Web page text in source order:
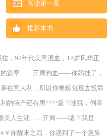
阅读第一章
推荐本书
，90年代美意混血，18岁风华正
的篇章……开局狗血——你妈挂了，
在意大利，所以你卷起包裹去投靠
特产还有黑????蛋？哇哦，倒霉
睡美人生涯……开局——嗯？我是
你醒来之后，你遇到了一个意呆